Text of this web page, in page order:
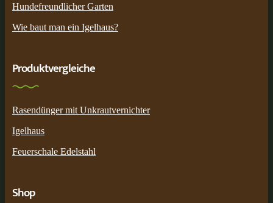
Hundefreundlicher Garten
Wie baut man ein Igelhaus?
Produktvergleiche
Rasendünger mit Unkrautvernichter
Igelhaus
Feuerschale Edelstahl
Shop